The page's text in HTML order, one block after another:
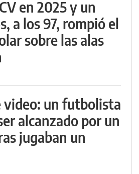
en 2025 y un
a los 97, rompió el
sobre las alas
video: un futbolista
alcanzado por un
jugaban un